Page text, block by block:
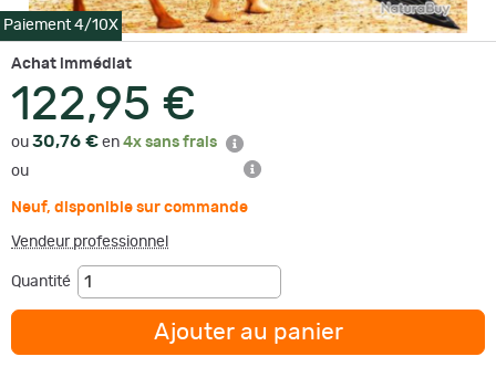
Paiement 4/10X
Achat immédiat
122,95 €
ou 30,76 € en 4x sans frais
ou
Neuf, disponible sur commande
Vendeur professionnel
Quantité
Ajouter au panier